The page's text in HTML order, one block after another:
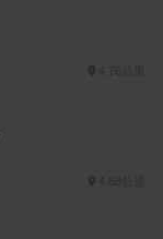
4.76公里
4.68公里